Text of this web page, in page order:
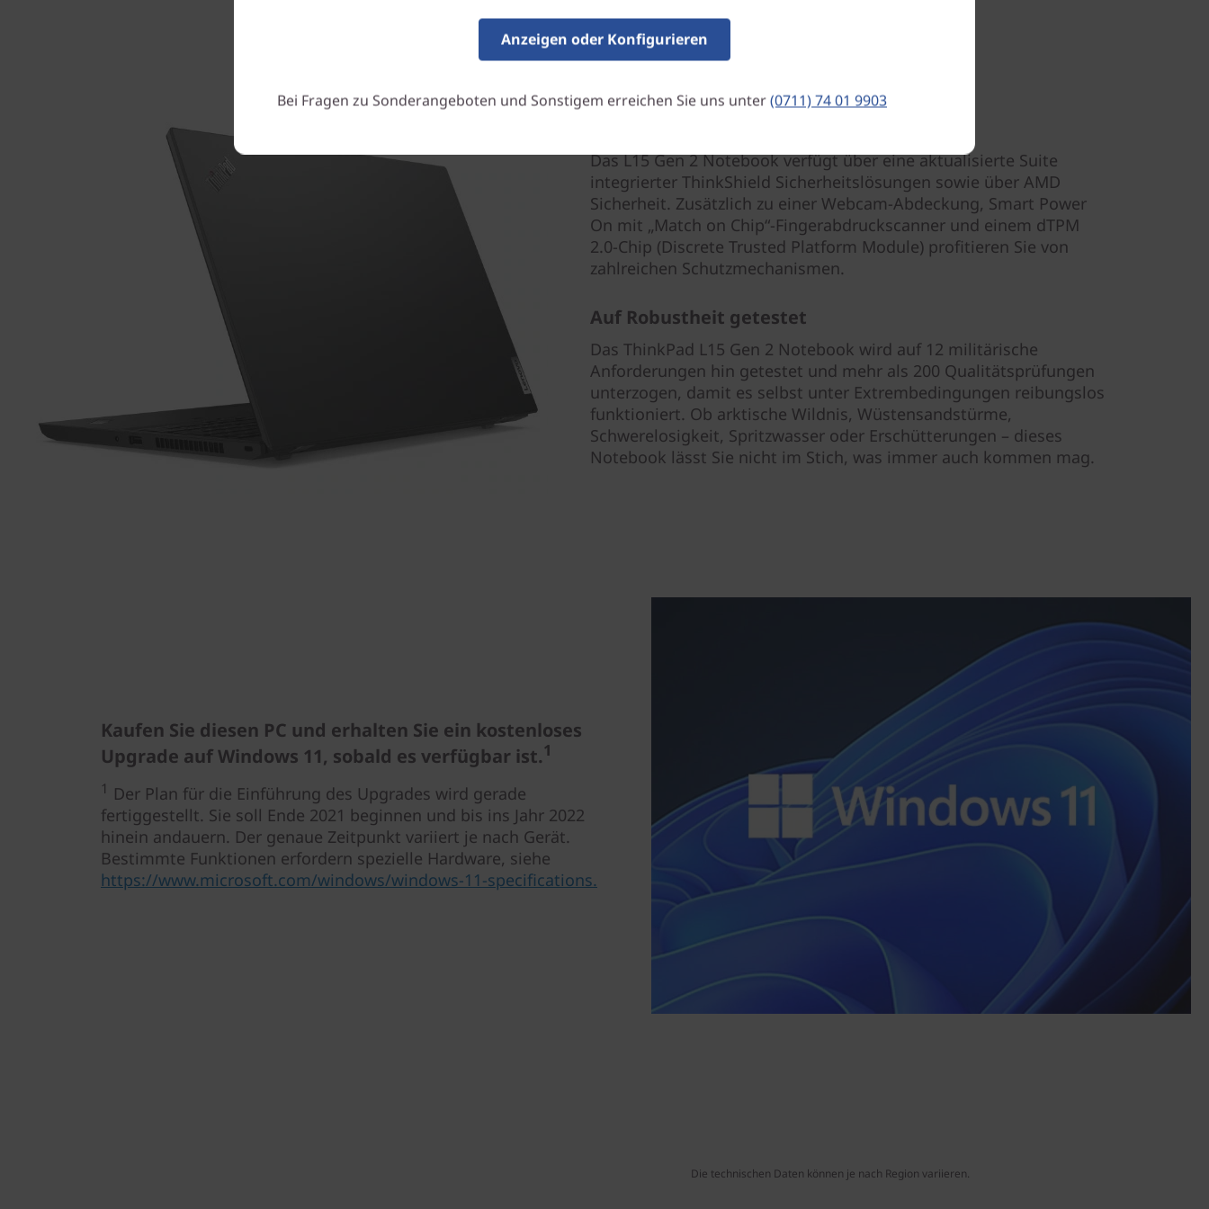
Das L15 Gen 2 Notebook verfügt über eine aktualisierte Suite
integrierter ThinkShield Sicherheitslösungen sowie über AMD
Sicherheit. Zusätzlich zu einer Webcam-Abdeckung, Smart Power
On mit „Match on Chip“-Fingerabdruckscanner und einem dTPM
2.0-Chip (Discrete Trusted Platform Module) profitieren Sie von
zahlreichen Schutzmechanismen.
Auf Robustheit getestet
Das ThinkPad L15 Gen 2 Notebook wird auf 12 militärische
Anforderungen hin getestet und mehr als 200 Qualitätsprüfungen
unterzogen, damit es selbst unter Extrembedingungen reibungslos
funktioniert. Ob arktische Wildnis, Wüstensandstürme,
Schwerelosigkeit, Spritzwasser oder Erschütterungen – dieses
Notebook lässt Sie nicht im Stich, was immer auch kommen mag.
Kaufen Sie diesen PC und erhalten Sie ein kostenloses
Upgrade auf Windows 11, sobald es verfügbar ist.1
1 Der Plan für die Einführung des Upgrades wird gerade
fertiggestellt. Sie soll Ende 2021 beginnen und bis ins Jahr 2022
hinein andauern. Der genaue Zeitpunkt variiert je nach Gerät.
Bestimmte Funktionen erfordern spezielle Hardware, siehe
https://www.microsoft.com/windows/windows-11-specifications.
Die technischen Daten können je nach Region variieren.
Anzeigen oder Konfigurieren
Bei Fragen zu Sonderangeboten und Sonstigem erreichen Sie uns unter(0711) 74 01 9903